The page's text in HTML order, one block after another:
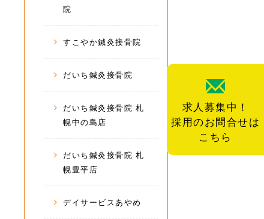
求人募集中！
採用のお問合せは
こちら
院
すこやか鍼灸接骨院
だいち鍼灸接骨院
だいち鍼灸接骨院 札
幌中の島店
だいち鍼灸接骨院 札
幌豊平店
デイサービスあやめ